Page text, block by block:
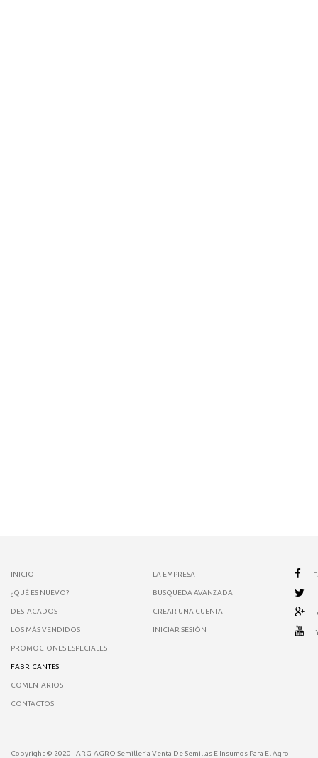
INICIO
¿QUÉ ES NUEVO?
DESTACADOS
LOS MÁS VENDIDOS
PROMOCIONES ESPECIALES
FABRICANTES
COMENTARIOS
CONTACTOS
LA EMPRESA
BUSQUEDA AVANZADA
CREAR UNA CUENTA
INICIAR SESIÓN
Copyright © 2020 ARG-AGRO Semilleria Venta De Semillas E Insumos Para El Agro